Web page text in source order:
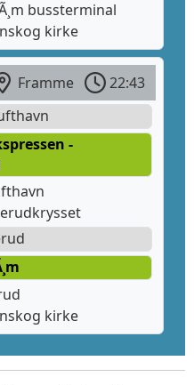
bussterminal
kirke
Framme
22:43
-
kirke